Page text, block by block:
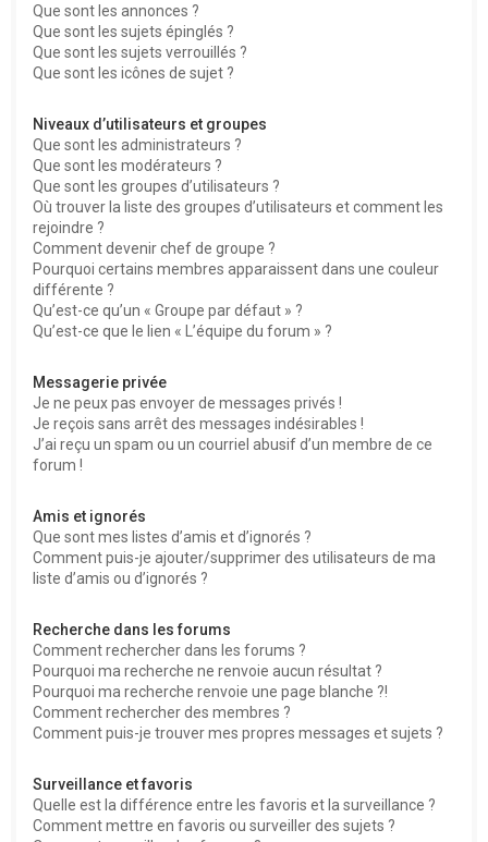
Que sont les annonces ?
Que sont les sujets épinglés ?
Que sont les sujets verrouillés ?
Que sont les icônes de sujet ?
Niveaux d’utilisateurs et groupes
Que sont les administrateurs ?
Que sont les modérateurs ?
Que sont les groupes d’utilisateurs ?
Où trouver la liste des groupes d’utilisateurs et comment les
rejoindre ?
Comment devenir chef de groupe ?
Pourquoi certains membres apparaissent dans une couleur
différente ?
Qu’est-ce qu’un « Groupe par défaut » ?
Qu’est-ce que le lien « L’équipe du forum » ?
Messagerie privée
Je ne peux pas envoyer de messages privés !
Je reçois sans arrêt des messages indésirables !
J’ai reçu un spam ou un courriel abusif d’un membre de ce
forum !
Amis et ignorés
Que sont mes listes d’amis et d’ignorés ?
Comment puis-je ajouter/supprimer des utilisateurs de ma
liste d’amis ou d’ignorés ?
Recherche dans les forums
Comment rechercher dans les forums ?
Pourquoi ma recherche ne renvoie aucun résultat ?
Pourquoi ma recherche renvoie une page blanche ?!
Comment rechercher des membres ?
Comment puis-je trouver mes propres messages et sujets ?
Surveillance et favoris
Quelle est la différence entre les favoris et la surveillance ?
Comment mettre en favoris ou surveiller des sujets ?